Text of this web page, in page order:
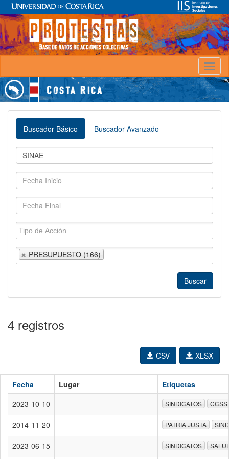
Buscador Básico Buscador Avanzado
PRESUPUESTO (166)
4 registros
XLSX
CSV
Fecha Lugar
Etiquetas
2023-10-10
SINDICATOS CCSS
2014-11-20 PATRIA JUSTA
2023-06-15 SINDICATOS